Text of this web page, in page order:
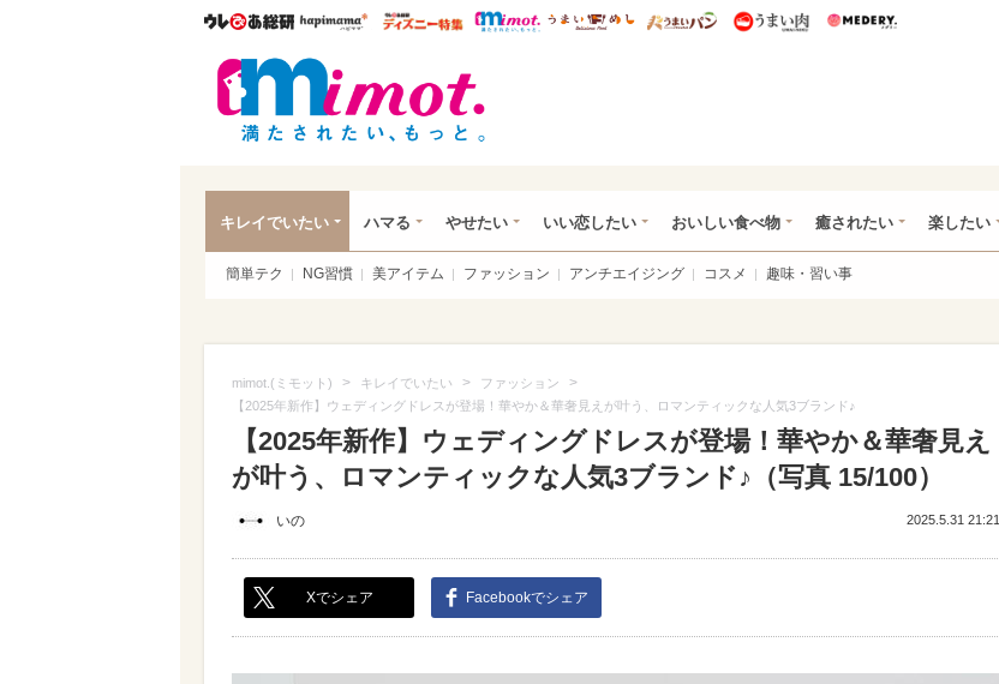
ウレぴあ総研ハピママ* ウレぴあ総研 ディズニー特集
mimot. うまいめし うまいパン うまい肉
キレイでいたい ハマる やせたい いい恋したい おいしい食べ物 癒されたい 楽したい
簡単テク NG習慣 美アイテム ファッション アンチエイジング コスメ 趣味・習い事
mimot.(ミモット) > キレイでいたい > ファッション >
【2025年新作】ウェディングドレスが登場！華やか＆華奢見えが叶う、ロマンティックな人気3ブランド♪
【2025年新作】ウェディングドレスが登場！華やか＆華奢見え
が叶う、ロマンティックな人気3ブランド♪（写真 15/100）
いの 2025.5.31 21:21
Xでシェア Facebookでシェア